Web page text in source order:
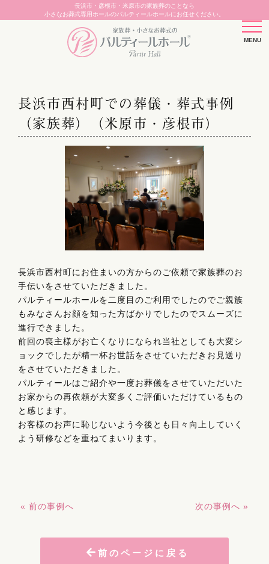
長浜市・彦根市・米原市の家族葬のことなら
小さなお葬式専用ホールのパルティールホールにお任せください。
長浜市西村町での葬儀・葬式事例
（家族葬）（米原市・彦根市）
長浜市西村町にお住まいの方からのご依頼で家族葬のお
手伝いをさせていただきました。
パルティールホールを二度目のご利用でしたのでご親族
もみなさんお顔を知った方ばかりでしたのでスムーズに
進行できました。
前回の喪主様がお亡くなりになられ当社としても大変シ
ョックでしたが精一杯お世話をさせていただきお見送り
をさせていただきました。
パルティールはご紹介や一度お葬儀をさせていただいた
お家からの再依頼が大変多くご評価いただけているもの
と感じます。
お客様のお声に恥じないよう今後とも日々向上していく
よう研修などを重ねてまいります。
« 前の事例へ 次の事例へ »
前のページに戻る